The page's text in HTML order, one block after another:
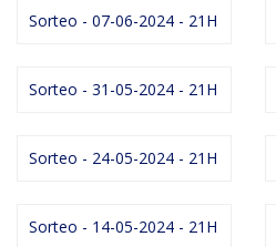
Sorteo - 07-06-2024 - 21H
Sorteo - 31-05-2024 - 21H
Sorteo - 24-05-2024 - 21H
Sorteo - 14-05-2024 - 21H